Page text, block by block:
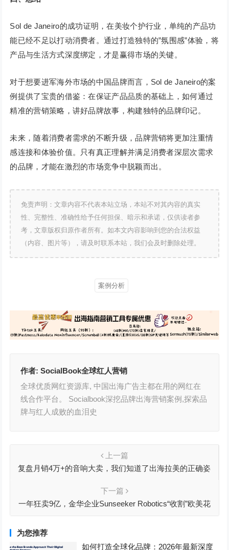
Sol de Janeiro的成功证明，在美妆个护行业，单纯的产品功
能已经不足以打动消费者。通过打造独特的”氛围感”体验，将
产品与生活方式深度绑定，才是赢得市场的关键。
对于想要进军海外市场的中国品牌而言，Sol de Janeiro的案
例提供了宝贵的借鉴：在保证产品品质的基础上，如何通过
精准的营销策略，讲好品牌故事，构建独特的品牌印记。
未来，随着消费者需求的不断升级，品牌营销将更加注重情
感连接和体验价值。只有真正理解并满足消费者深层次需求
的品牌，才能在激烈的市场竞争中脱颖而出。
免责声明：文章内容不代表本站立场，本站不对其内容的真实
性、完整性、准确性给予任何担保、暗示和承诺，仅供读者参
考，文章版权归原作者所有。如本文内容影响到您的合法权益
（内容、图片等），请及时联系本站，我们会及时删除处理。
案例分析
作者:SocialBook全球红人营销
全球优质网红资源库, 中国出海广告主都在用的网红在
线合作平台。 Socialbook深挖品牌出海营销案例,探索品
牌与红人成败的血泪史
上一篇
复盘月销4万+的音响大卖，我们知道了出海拉美的正确姿
下一篇
一年狂卖9亿，金华企业Sunseeker Robotics“收割”欧美花
为您推荐
如何打造全球化品牌：2026年最新深度